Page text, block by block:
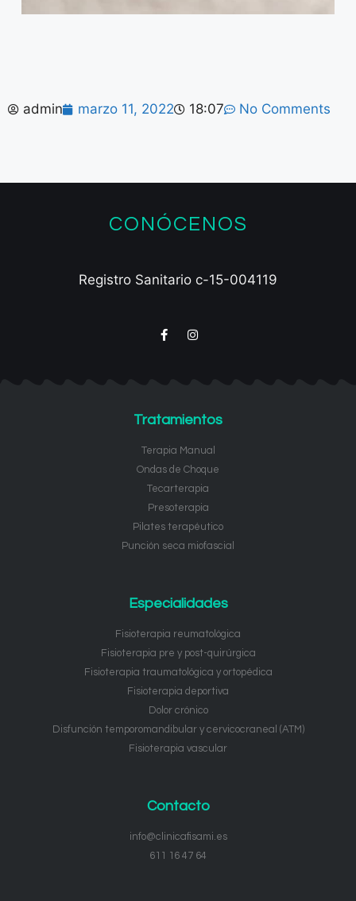
admin marzo 11, 2022 18:07 No Comments
CONÓCENOS
Registro Sanitario c-15-004119
Tratamientos
Terapia Manual
Ondas de Choque
Tecarterapia
Presoterapia
Pilates terapéutico
Punción seca miofascial
Especialidades
Fisioterapia reumatológica
Fisioterapia pre y post-quirúrgica
Fisioterapia traumatológica y ortopédica
Fisioterapia deportiva
Dolor crónico
Disfunción temporomandibular y cervicocraneal (ATM)
Fisioterapia vascular
Contacto
info@clinicafisami.es
611 16 47 64